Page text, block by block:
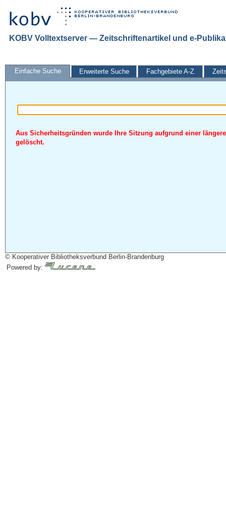
KOBV Volltextserver — Zeitschriftenartikel und e-
Einfache Suche Erweiterte Suche Fachgebiete A-Z
Aus Sicherheitsgründen wurde Ihre Sitzung aufgrund einer
gelöscht.
© Kooperativer Bibliotheksverbund Berlin-Brandenburg
Powered by: